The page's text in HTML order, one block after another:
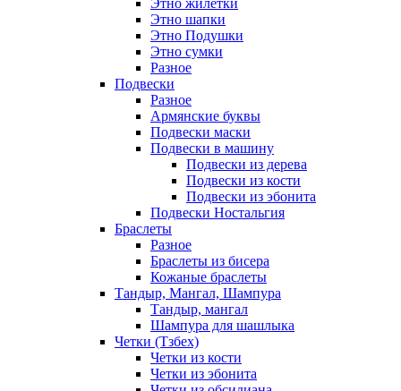
Этно жилетки
Этно шапки
Этно Подушки
Этно сумки
Разное
Подвески
Разное
Армянские буквы
Подвески маски
Подвески в машину
Подвески из дерева
Подвески из кости
Подвески из эбонита
Подвески Ностальгия
Браслеты
Разное
Браслеты из бисера
Кожаные браслеты
Тандыр, Мангал, Шампура
Тандыр, мангал
Шампура для шашлыка
Четки (Тзбех)
Четки из кости
Четки из эбонита